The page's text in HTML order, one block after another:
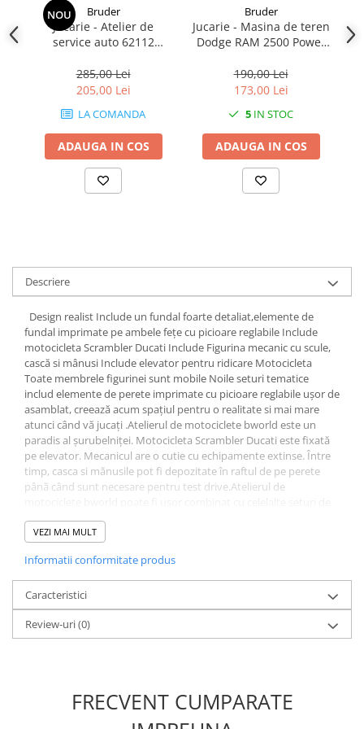
1.7.1 Cablu frana
1.7.4. Piese si accesorii frana
1.7.5. O-ring frana
1.8. Transmisie
1.8.2. Cutii viteze
1.8.3. Ambreiaje
1.8.4. Transmisie punte spate
1.8.5. Transmisie punte fața 2 WD
(2x4)
1.8.6. Transmisie punte fața 4 WD
(4x4)
1.8.7. Direcție
1.8.8. Cabluri ambreiaj și
1.8.9. Pompe ambreiaj
1.8.10. Volante
NOU Bruder
Jucarie - Atelier de
service auto 62112
285,00 Lei
205,00 Lei
LA COMANDA
ADAUGA IN COS
Bruder
Jucarie - Masina de teren
Dodge RAM 2500 Power
190,00 Lei
173,00 Lei
5 IN STOC
ADAUGA IN COS
cu
Descriere
Design realist Include un fundal foarte detaliat,elemente de
fundal imprimate pe ambele fețe cu picioare reglabile Include
motocicleta Scrambler Ducati Include Figurina mecanic cu scule,
cască si mânusi Include elevator pentru ridicare Motocicleta
Toate membrele figurinei sunt mobile Noile seturi tematice
includ elemente de perete imprimate cu picioare reglabile ușor de
asamblat, creează acum spațiul pentru o realitate si mai mare
atunci când vă jucați .Atelierul de motociclete bworld este un
paradis al șurubelniței. Motocicleta Scrambler Ducati este fixată
pe elevator. Mecanicul are o cutie cu echipamente extinse. Între
timp, casca si mănusile pot fi depozitate în raftul de pe perete
până când sunt necesare pentru test drive.Atelierul de
teme bworld.Fabricat in Germania din materiale plastice de înaltă
calitateAVERTIZARE4+
VEZI MAI MULT
Informatii conformitate produs
Caracteristici
Review-uri(0)
FRECVENT CUMPARATE